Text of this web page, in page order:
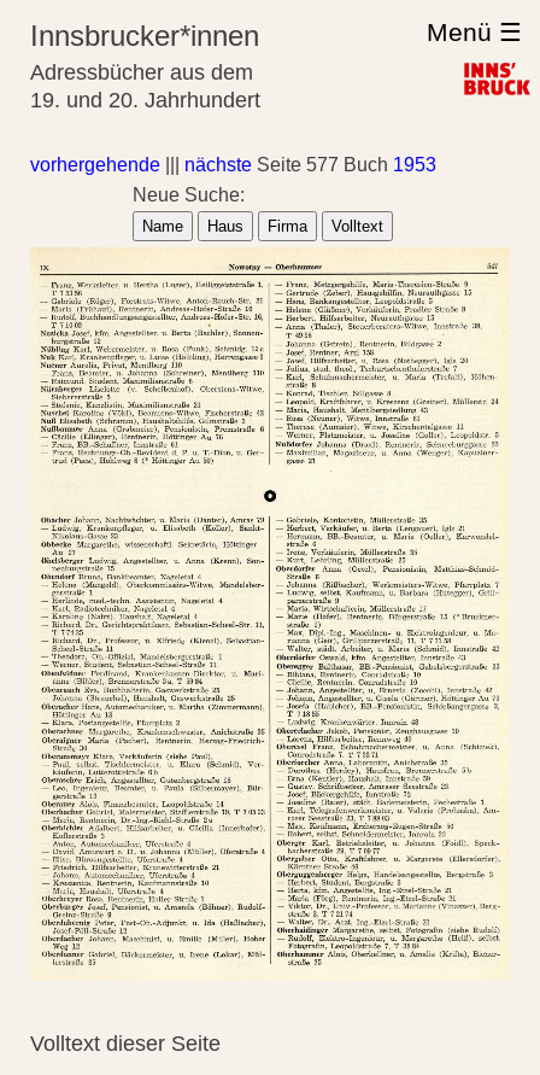
Innsbrucker*innen
Adressbücher aus dem
19. und 20. Jahrhundert
Menü ☰
vorhergehende nächste Seite 577 Buch 1953
Neue Suche:
Name Haus Firma Volltext
Volltext dieser Seite